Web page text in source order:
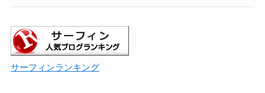
サーフィンランキング